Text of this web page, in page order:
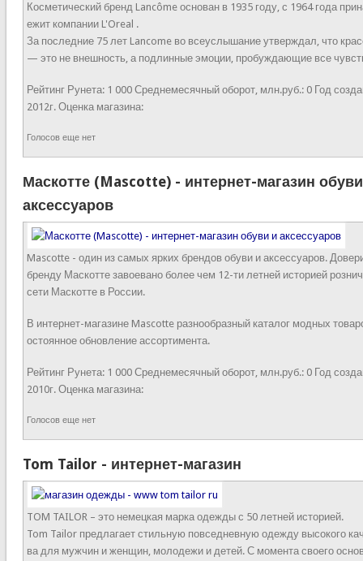
Косметический бренд Lancôme основан в 1935 году, с 1964 года
ежит компании L'Oreal .
За последние 75 лет Lancome во всеуслышание утверждал, что
— это не внешность, а подлинные эмоции, пробуждающие все
Рейтинг Рунета: 1 000 Среднемесячный оборот, млн.руб.: 0 Год
2012г. Оценка магазина:
Голосов еще нет
Маскотте (Mascotte) - интернет-магазин
аксессуаров
Mascotte - один из самых ярких брендов обуви и аксессуаров.
бренду Маскотте завоевано более чем 12-ти летней историей
сети Маскотте в России.
В интернет-магазине Mascotte разнообразный каталог модных
остоянное обновление ассортимента.
Рейтинг Рунета: 1 000 Среднемесячный оборот, млн.руб.: 0 Год
2010г. Оценка магазина:
Голосов еще нет
Tom Tailor - интернет-магазин
TOM TAILOR – это немецкая марка одежды с 50 летней историей.
Tom Tailor предлагает стильную повседневную одежду высокого
ва для мужчин и женщин, молодежи и детей. С момента своего